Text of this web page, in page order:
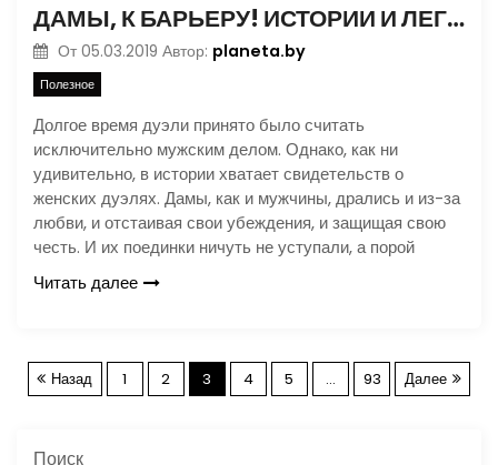
ДАМЫ, К БАРЬЕРУ! ИСТОРИИ И ЛЕГЕНДЫ О ЖЕНСКИХ ДУЭЛЯХ
От 05.03.2019 Автор: planeta.by
Полезное
Долгое время дуэли принято было считать
исключительно мужским делом. Однако, как ни
удивительно, в истории хватает свидетельств о
женских дуэлях. Дамы, как и мужчины, дрались и из-за
любви, и отстаивая свои убеждения, и защищая свою
честь. И их поединки ничуть не уступали, а порой
Читать далее
П
Назад 1 2 3 4 5 … 93 Далее
Поиск